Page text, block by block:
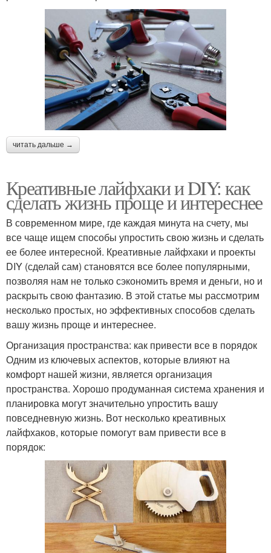
читать дальше →
Креативные лайфхаки и DIY: как
сделать жизнь проще и интереснее
В современном мире, где каждая минута на счету, мы
все чаще ищем способы упростить свою жизнь и сделать
ее более интересной. Креативные лайфхаки и проекты
DIY (сделай сам) становятся все более популярными,
позволяя нам не только сэкономить время и деньги, но и
раскрыть свою фантазию. В этой статье мы рассмотрим
несколько простых, но эффективных способов сделать
вашу жизнь проще и интереснее.
Организация пространства: как привести все в порядок
Одним из ключевых аспектов, которые влияют на
комфорт нашей жизни, является организация
пространства. Хорошо продуманная система хранения и
планировка могут значительно упростить вашу
повседневную жизнь. Вот несколько креативных
лайфхаков, которые помогут вам привести все в
порядок: